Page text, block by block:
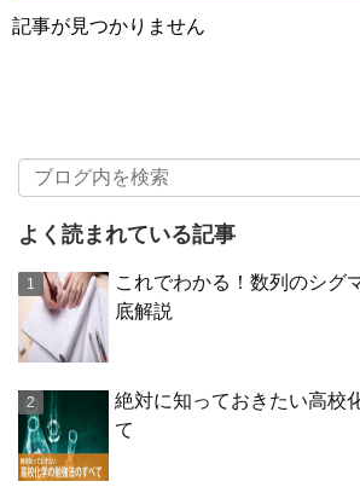
記事が見つかりません
よく読まれている記事
これでわかる！数列のシグ
底解説
絶対に知っておきたい高校
て